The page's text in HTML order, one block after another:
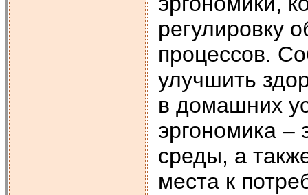
регулировку
процессов.
улучшить
в домашних
эргономика –
среды, а
места к